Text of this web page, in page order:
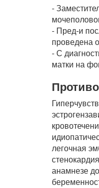
-
- Пред-и
проведена
- С
матки на
легочная
анамнезе